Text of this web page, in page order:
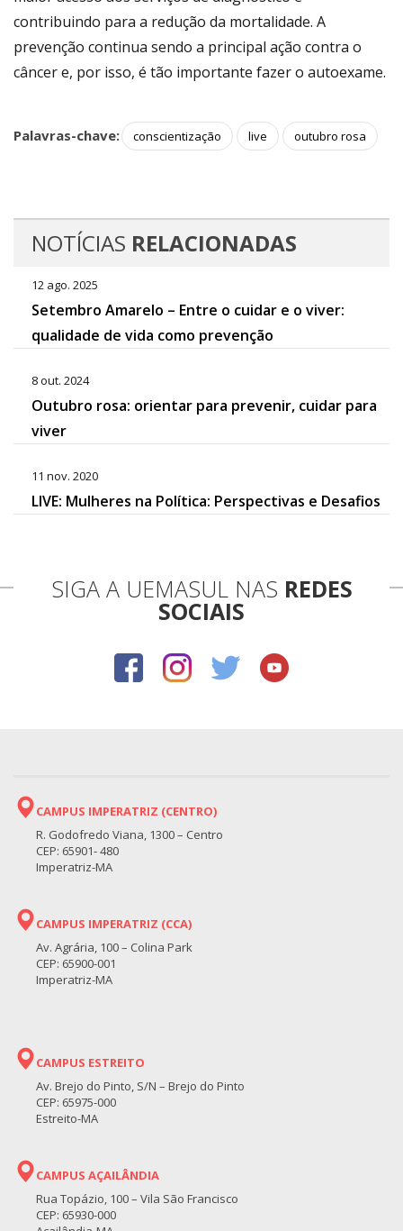
contribuindo para a redução da mortalidade. A
prevenção continua sendo a principal ação contra o
câncer e, por isso, é tão importante fazer o autoexame.
Palavras-chave: conscientização live outubro rosa
NOTÍCIAS RELACIONADAS
12 ago. 2025
Setembro Amarelo – Entre o cuidar e o viver:
qualidade de vida como prevenção
8 out. 2024
Outubro rosa: orientar para prevenir, cuidar para
viver
11 nov. 2020
LIVE: Mulheres na Política: Perspectivas e Desafios
SIGA A UEMASUL NAS REDES
SOCIAIS
CAMPUS IMPERATRIZ (CENTRO)
R. Godofredo Viana, 1300 – Centro
CEP: 65901- 480
Imperatriz-MA
CAMPUS IMPERATRIZ (CCA)
Av. Agrária, 100 – Colina Park
CEP: 65900-001
Imperatriz-MA
CAMPUS ESTREITO
Av. Brejo do Pinto, S/N – Brejo do Pinto
CEP: 65975-000
Estreito-MA
CAMPUS AÇAILÂNDIA
Rua Topázio, 100 – Vila São Francisco
CEP: 65930-000